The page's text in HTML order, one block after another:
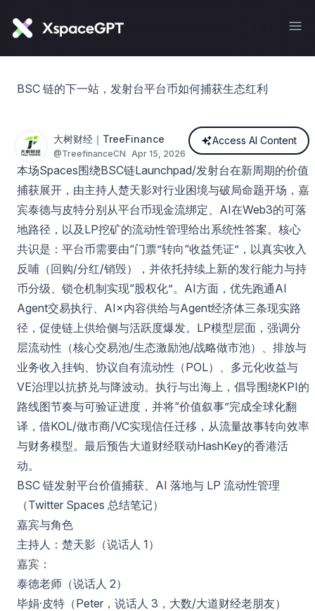
BSC 链的下一站，发射台平台币如何捕获生态红利
大树财经｜TreeFinance
@TreefinanceCN Apr 15, 2026
Access AI Content
本场Spaces围绕BSC链Launchpad/发射台在新周期的价值
捕获展开，由主持人楚天影对行业困境与破局命题开场，嘉
宾泰德与皮特分别从平台币现金流绑定、AI在Web3的可落
地路径，以及LP挖矿的流动性管理给出系统性答案。核心
共识是：平台币需要由“门票”转向“收益凭证”，以真实收入
反哺（回购/分红/销毁），并依托持续上新的发行能力与持
币分级、锁仓机制实现“股权化”。AI方面，优先跑通AI
Agent交易执行、AI×内容供给与Agent经济体三条现实路
径，促使链上供给侧与活跃度爆发。LP模型层面，强调分
层流动性（核心交易池/生态激励池/战略做市池）、排放与
业务收入挂钩、协议自有流动性（POL）、多元化收益与
VE治理以抗挤兑与降波动。执行与出海上，倡导围绕KPI的
路线图节奏与可验证进度，并将“价值叙事”完成全球化翻
译，借KOL/做市商/VC实现信任迁移，从流量故事转向效率
与财务模型。最后预告大道财经联动HashKey的香港活
动。
BSC 链发射平台价值捕获、AI 落地与 LP 流动性管理
（Twitter Spaces 总结笔记）
嘉宾与角色
主持人：楚天影（说话人 1）
嘉宾：
泰德老师（说话人 2）
毕娟·皮特（Peter，说话人 3，大数/大道财经老朋友）